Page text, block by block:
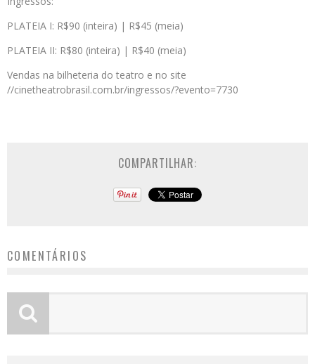
PLATEIA I: R$90 (inteira) | R$45 (meia)
PLATEIA II: R$80 (inteira) | R$40 (meia)
Vendas na bilheteria do teatro e no site
//cinetheatrobrasil.com.br/ingressos/?evento=7730
COMPARTILHAR:
COMENTÁRIOS